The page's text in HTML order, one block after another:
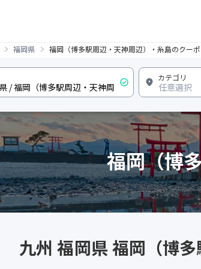
福岡県 福岡（博多駅周辺・天神周辺）・糸島のクー
福岡（博
九州 福岡県 福岡（博